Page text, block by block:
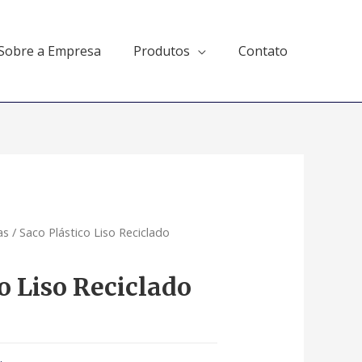
a Empresa Produtos Contato
/ Saco Plástico Liso Reciclado
Liso Reciclado